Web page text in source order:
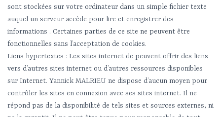
sont stockées sur votre ordinateur dans un simple fichier texte
auquel un serveur accède pour lire et enregistrer des
informations . Certaines parties de ce site ne peuvent être
fonctionnelles sans l’acceptation de cookies.
Liens hypertextes : Les sites internet de peuvent offrir des liens
vers d’autres sites internet ou d’autres ressources disponibles
sur Internet. Yannick MALRIEU ne dispose d’aucun moyen pour
contrôler les sites en connexion avec ses sites internet. Il ne
répond pas de la disponibilité de tels sites et sources externes, ni